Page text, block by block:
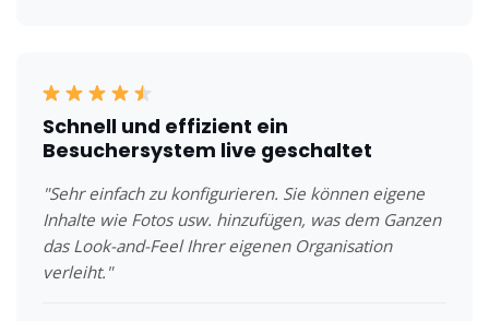
Schnell und effizient ein
Besuchersystem live geschaltet
"Sehr einfach zu konfigurieren. Sie können eigene
Inhalte wie Fotos usw. hinzufügen, was dem Ganzen
das Look-and-Feel Ihrer eigenen Organisation
verleiht."